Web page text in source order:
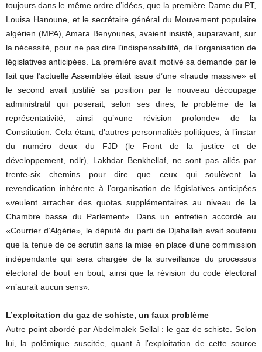
toujours dans le même ordre d’idées, que la première Dame du PT,
Louisa Hanoune, et le secrétaire général du Mouvement populaire
algérien (MPA), Amara Benyounes, avaient insisté, auparavant, sur
la nécessité, pour ne pas dire l’indispensabilité, de l’organisation de
législatives anticipées. La première avait motivé sa demande par le
fait que l’actuelle Assemblée était issue d’une «fraude massive» et
le second avait justifié sa position par le nouveau découpage
administratif qui poserait, selon ses dires, le problème de la
représentativité, ainsi qu’»une révision profonde» de la
Constitution. Cela étant, d’autres personnalités politiques, à l’instar
du numéro deux du FJD (le Front de la justice et de
développement, ndlr), Lakhdar Benkhellaf, ne sont pas allés par
trente-six chemins pour dire que ceux qui soulèvent la
revendication inhérente à l’organisation de législatives anticipées
«veulent arracher des quotas supplémentaires au niveau de la
Chambre basse du Parlement». Dans un entretien accordé au
«Courrier d’Algérie», le député du parti de Djaballah avait soutenu
que la tenue de ce scrutin sans la mise en place d’une commission
indépendante qui sera chargée de la surveillance du processus
électoral de bout en bout, ainsi que la révision du code électoral
«n’aurait aucun sens».
L’exploitation du gaz de schiste, un faux problème
Autre point abordé par Abdelmalek Sellal : le gaz de schiste. Selon
lui, la polémique suscitée, quant à l’exploitation de cette source